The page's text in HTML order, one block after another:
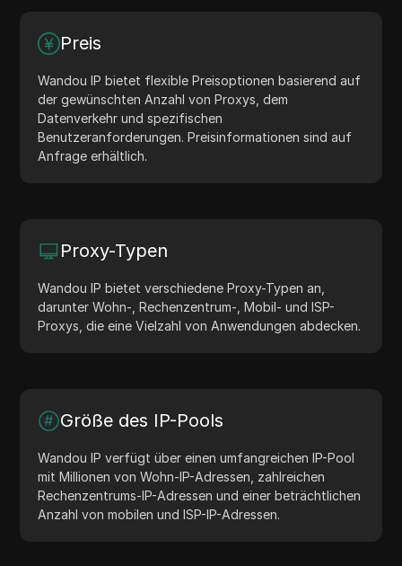
Preis
Wandou IP bietet flexible Preisoptionen basierend auf
der gewünschten Anzahl von Proxys, dem
Datenverkehr und spezifischen
Benutzeranforderungen. Preisinformationen sind auf
Anfrage erhältlich.
Proxy-Typen
Wandou IP bietet verschiedene Proxy-Typen an,
darunter Wohn-, Rechenzentrum-, Mobil- und ISP-
Proxys, die eine Vielzahl von Anwendungen abdecken.
Größe des IP-Pools
Wandou IP verfügt über einen umfangreichen IP-Pool
mit Millionen von Wohn-IP-Adressen, zahlreichen
Rechenzentrums-IP-Adressen und einer beträchtlichen
Anzahl von mobilen und ISP-IP-Adressen.